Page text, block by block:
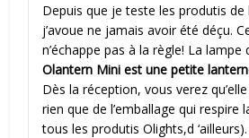
Depuis que je teste les produtis de
j’avoue ne jamais avoir été déçu.
n’échappe pas à la règle! La
Olantern Mini est une petite
Dès la réception, vous verez
rien que de l’emballage qui respire
tous les produtis Olights,d ‘ailleurs).